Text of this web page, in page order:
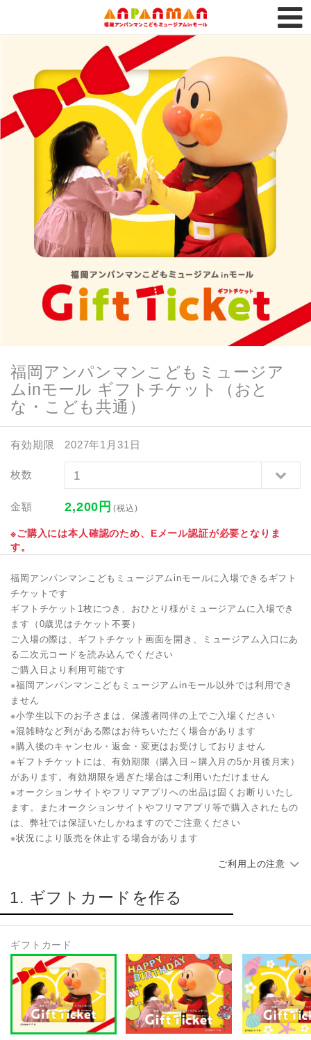
トップページ
購入履歴
福岡アンパンマンこどもミュージア
ムinモール ギフトチケット（おと
な・こども共通）
有効期限 2027年1月31日
枚数
金額 2,200 円 (税込)
※ご購入には本人確認のため、Eメール認証が必要となりま
す。
福岡アンパンマンこどもミュージアムinモールに入場できるギフト
チケットです
ギフトチケット1枚につき、おひとり様がミュージアムに入場でき
ます（0歳児はチケット不要）
ご入場の際は、ギフトチケット画面を開き、ミュージアム入口にあ
る二次元コードを読み込んでください
ご購入日より利用可能です
※福岡アンパンマンこどもミュージアムinモール以外では利用でき
ません
※小学生以下のお子さまは、保護者同伴の上でご入場ください
※混雑時など列がある際はお待ちいただく場合があります
※購入後のキャンセル・返金・変更はお受けしておりません
※ギフトチケットには、有効期限（購入日～購入月の5か月後月末）
があります。有効期限を過ぎた場合はご利用いただけません
※オークションサイトやフリマアプリへの出品は固くお断りいたし
ます。またオークションサイトやフリマアプリ等で購入されたもの
は、弊社では保証いたしかねますのでご注意ください
※状況により販売を休止する場合があります
ご利用上の注意
1. ギフトカードを作る
ギフトカード